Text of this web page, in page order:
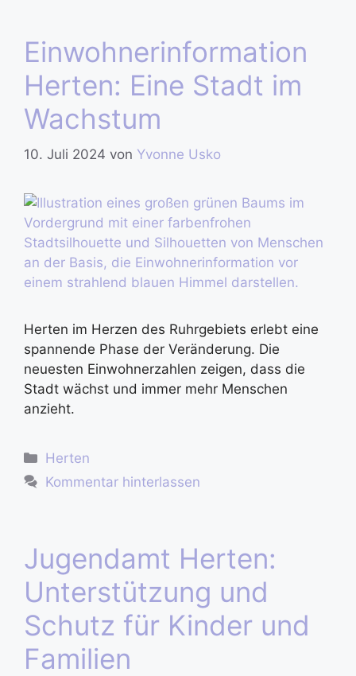
Einwohnerinformation
Herten: Eine Stadt im
Wachstum
10. Juli 2024 von Yvonne Usko
Herten im Herzen des Ruhrgebiets erlebt eine
spannende Phase der Veränderung. Die
neuesten Einwohnerzahlen zeigen, dass die
Stadt wächst und immer mehr Menschen
anzieht.
Herten
Kommentar hinterlassen
Jugendamt Herten:
Unterstützung und
Schutz für Kinder und
Familien